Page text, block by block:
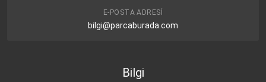
E-POSTA ADRESI
bilgi@parcaburada.com
Bilgi